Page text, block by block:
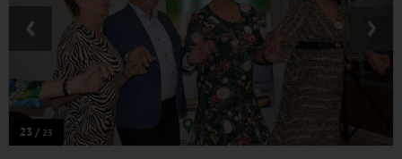
23 / 23
‹ ›